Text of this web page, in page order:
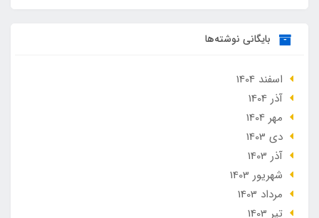
بایگانی نوشته‌ها
اسفند 1404
آذر 1404
مهر 1404
دی 1403
آذر 1403
شهریور 1403
مرداد 1403
تير 1403